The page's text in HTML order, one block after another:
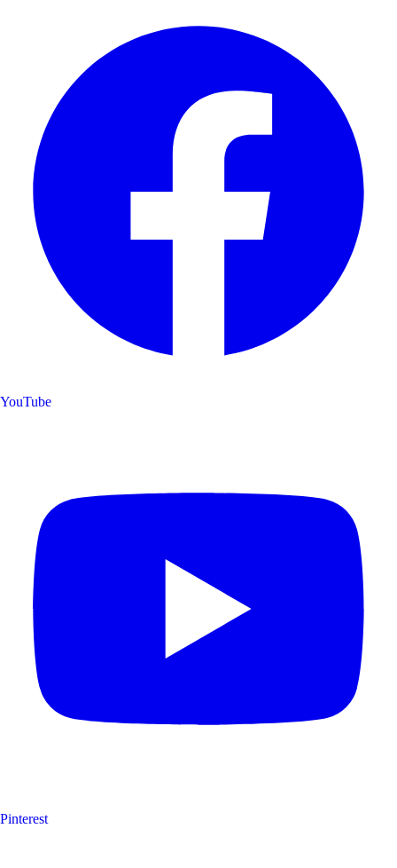
YouTube
Pinterest